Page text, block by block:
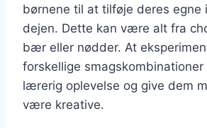
børnene til at tilføje deres egne
dejen. Dette kan være alt fra
bær eller nødder. At
forskellige
lærerig oplevelse og give dem
være kreative.